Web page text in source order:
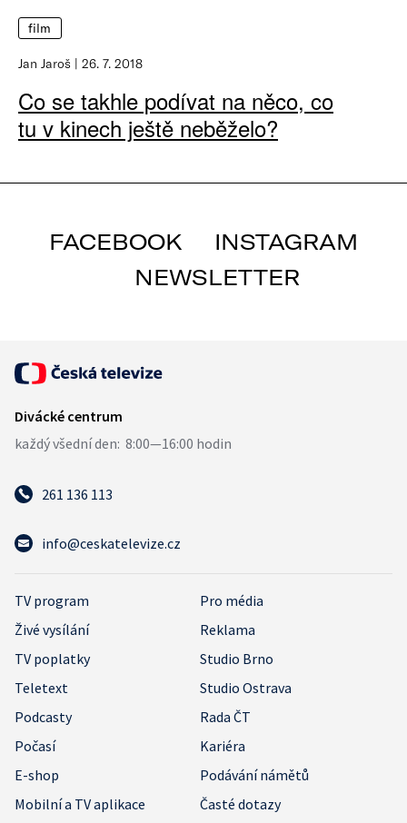
film
Jan Jaroš 26. 7. 2018
Co se takhle podívat na něco, co
tu v kinech ještě neběželo?
FACEBOOK
INSTAGRAM
NEWSLETTER
261 136 113
info@ceskatelevize.cz
TV program
Pro média
Živé vysílání
Reklama
TV poplatky
Studio Brno
Teletext
Studio Ostrava
Podcasty
Rada ČT
Počasí
Kariéra
E-shop
Podávání námětů
Mobilní a TV aplikace
Časté dotazy